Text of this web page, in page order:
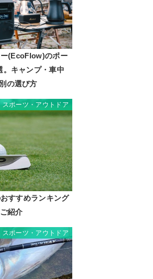
ー(EcoFlow)のポー
。キャンプ・車中
の選び方
スポーツ・アウトドア
すすめランキング
紹介
スポーツ・アウトドア